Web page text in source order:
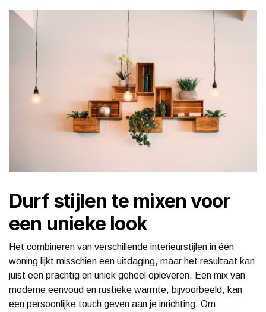
Durf stijlen te mixen voor
een unieke look
Het combineren van verschillende interieurstijlen in één
woning lijkt misschien een uitdaging, maar het resultaat kan
juist een prachtig en uniek geheel opleveren. Een mix van
moderne eenvoud en rustieke warmte, bijvoorbeeld, kan
een persoonlijke touch geven aan je inrichting. Om